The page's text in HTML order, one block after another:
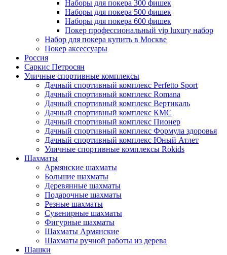
Наборы для покера 300 фишек
Наборы для покера 500 фишек
Наборы для покера 600 фишек
Покер профессиональный vip luxury набор
Набор для покера купить в Москве
Покер аксессуары
Россия
Саркис Петросян
Уличные спортивные комплексы
Дачный спортивный комплекс Perfetto Sport
Дачный спортивный комплекс Romana
Дачный спортивный комплекс Вертикаль
Дачный спортивный комплекс КМС
Дачный спортивный комплекс Пионер
Дачный спортивный комплекс Формула здоровья
Дачный спортивный комплекс Юный Атлет
Уличные спортивные комплексы Rokids
Шахматы
Армянские шахматы
Большие шахматы
Деревянные шахматы
Подарочные шахматы
Резные шахматы
Сувенирные шахматы
Фигурные шахматы
Шахматы Армянские
Шахматы ручной работы из дерева
Шашки